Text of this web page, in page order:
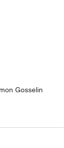
Gosselin